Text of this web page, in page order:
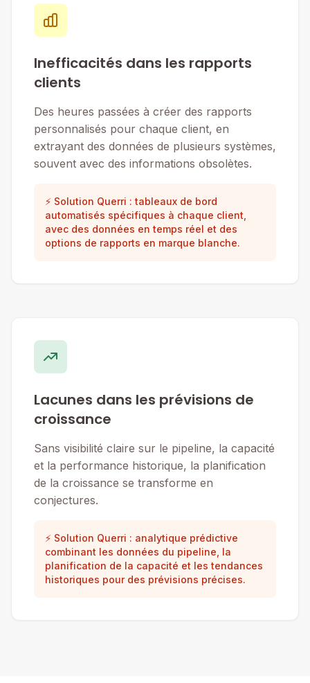
Inefficacités dans les rapports
clients
Des heures passées à créer des rapports
personnalisés pour chaque client, en
extrayant des données de plusieurs systèmes,
souvent avec des informations obsolètes.
⚡ Solution Querri : tableaux de bord
automatisés spécifiques à chaque client,
avec des données en temps réel et des
options de rapports en marque blanche.
Lacunes dans les prévisions de
croissance
Sans visibilité claire sur le pipeline, la capacité
et la performance historique, la planification
de la croissance se transforme en
conjectures.
⚡ Solution Querri : analytique prédictive
combinant les données du pipeline, la
planification de la capacité et les tendances
historiques pour des prévisions précises.